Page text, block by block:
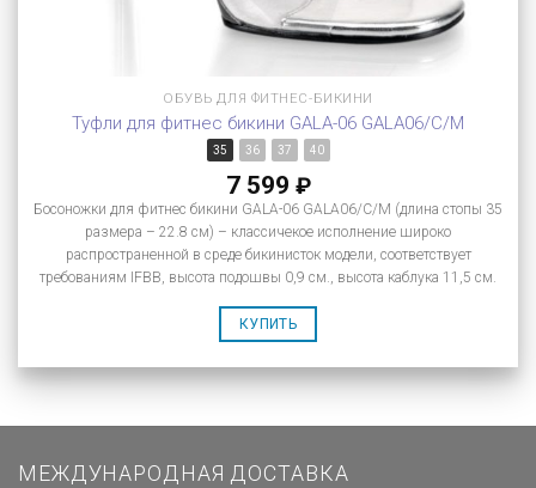
ОБУВЬ ДЛЯ ФИТНЕС-БИКИНИ
Туфли для фитнес бикини GALA-06 GALA06/C/M
35 36 37 40
7 599 ₽
Босоножки для фитнес бикини GALA-06 GALA06/C/M (длина стопы 35
размера – 22.8 см) – классичекое исполнение широко
распространенной в среде бикинисток модели, соответствует
требованиям IFBB, высота подошвы 0,9 см., высота каблука 11,5 см.
КУПИТЬ
МЕЖДУНАРОДНАЯ ДОСТАВКА